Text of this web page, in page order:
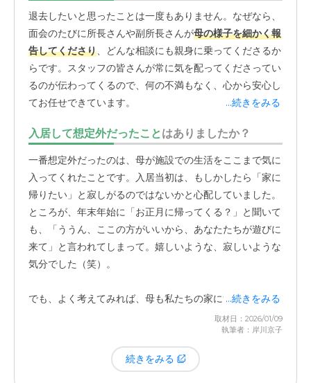
でも気軽に立ち寄れる、そんなオープンな空気感が、私た
ちの安心感にもつながっています。こちらの施設は、面会
に関する制限が一切ありません。「何か気になったらいつ
でも、24時間いつでも来てください」と言ってくださる
んです。驚いたのは、「 合鍵を作りますか？」とまで提案
していただいたこと。そこまでご家族を信頼し、いつでも
ないのではないでしょうか。
そのおかげで、私もほぼ毎日、母の顔を見に行っていま
す。「邪魔じゃないかしら」なんて心配になることもあり
ますが、スタッフの皆さんはいつもウェルカムな雰囲気で
迎えてくださるので、本当にありがたいです。何かあった
時にすぐに駆けつけられるという物理的な安心感はもちろ
ん、いつでも歓迎してもらえるという精神的な安心感が、
何より大きいですね。最終的に、この施設を選んで良かっ
と言うほど、毎日を楽しく過ごしてくれているからです。
入院中は大部屋で窮屈な思いもしたようですが、今はプラ
、自分のペースで暮らせることに心から満足しているよ
退去したいと思ったことは一度もありません。なぜなら、
面会のたびに所長さんや副所長さんが母の様子を細かく報
告してくださり、どんな相談にも親身に乗ってくださるか
らです。スタッフの皆さんが常に気を配ってくださってい
るのが伝わってくるので、何の不満もなく、心から安心し
てお任せできています。
...続きをみる
入居して想定外だったことはありましたか？
一番想定外だったのは、母が施設での生活をここまで気に
入ってくれたことです。入居当初は、もしかしたら「家に
帰りたい」と寂しがるのではないかと心配していました。
ところが、年末年始に「お正月に帰ってくる？」と聞いて
も、「ううん、ここの方がいいから、あなたたちが遊びに
来て」と言われてしまって。嬉しいような、寂しいような
気分でした（笑）。
でも、よく考えてみれば、母も私たちの家に泊まりに来て
も、何も手伝えずに気を遣ってしまうかもしれません。施
設でなら、子どもや孫たちが気軽に顔を出せますし、母も
リラックスして会える。結果的に、お互いにとって一番良
い形だったのだなと感じています。
...続きをみる
取材日：2026/01/09
執筆者：岸川京子
続きをみる